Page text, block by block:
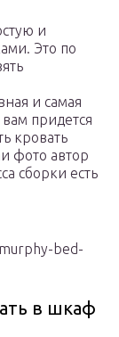
и
Это по
и самая
вам придется
кровать
фото автор
сборки есть
bed-
в шкаф